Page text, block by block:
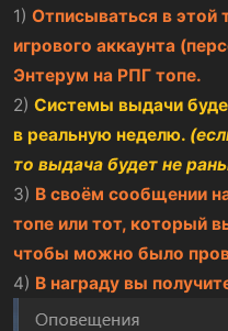
1) Отписываться в этой
игрового аккаунта
Энтерум на РПГ топе.
2) Системы выдачи
в реальную неделю.
то выдача будет не
3) В своём сообщении
топе или тот, который
чтобы можно было
4) В награду вы